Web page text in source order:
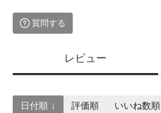
質問する
レビュー
日付順 ↓ 評価順 いいね数順